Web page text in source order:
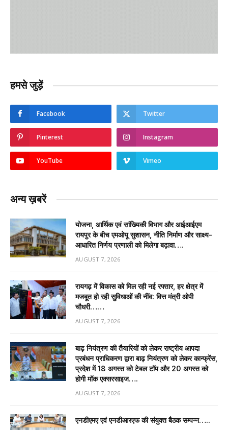
हमसे जुड़ें
Facebook Twitter
Pinterest Instagram
YouTube Vimeo
अन्य ख़बरें
योजना, आर्थिक एवं सांख्यिकी विभाग और आईआईएम
रायपुर के बीच एमओयू सुशासन, नीति निर्माण और साक्ष्य-
आधारित निर्णय प्रणाली को मिलेगा बढ़ावा….
AUGUST 7, 2026
रायगढ़ में विकास को मिल रही नई रफ्तार, हर क्षेत्र में
मजबूत हो रही सुविधाओं की नींव: वित्त मंत्री ओपी
चौधरी……
AUGUST 7, 2026
बाढ़ नियंत्रण की तैयारियों को लेकर राष्ट्रीय आपदा
प्रबंधन प्राधिकरण द्वारा बाढ़ नियंत्रण को लेकर कान्फ्रेंस,
प्रदेश में 18 अगस्त को टेबल टॉप और 20 अगस्त को
होगी मॉक एक्सरसाइज….
AUGUST 7, 2026
एनडीएमए एवं एनडीआरएफ की संयुक्त बैठक सम्पन्न…..